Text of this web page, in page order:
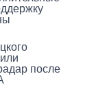
после